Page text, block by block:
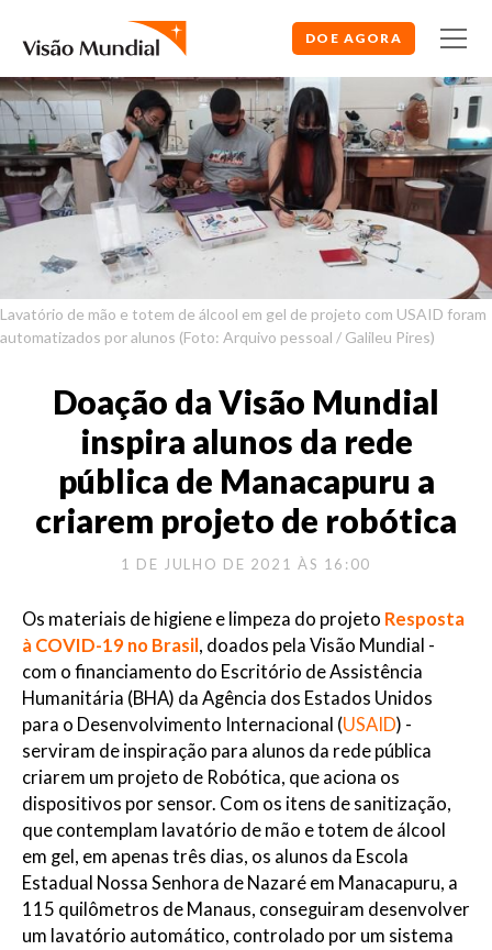
DOE AGORA
Lavatório de mão e totem de álcool em gel de projeto com USAID foram
automatizados por alunos (Foto: Arquivo pessoal / Galileu Pires)
Doação da Visão Mundial
inspira alunos da rede
pública de Manacapuru a
criarem projeto de robótica
1 DE JULHO DE 2021 ÀS 16:00
Os materiais de higiene e limpeza do projeto Resposta
à COVID-19 no Brasil , doados pela Visão Mundial -
com o financiamento do Escritório de Assistência
Humanitária (BHA) da Agência dos Estados Unidos
para o Desenvolvimento Internacional (USAID) -
serviram de inspiração para alunos da rede pública
criarem um projeto de Robótica, que aciona os
dispositivos por sensor. Com os itens de sanitização,
que contemplam lavatório de mão e totem de álcool
em gel, em apenas três dias, os alunos da Escola
Estadual Nossa Senhora de Nazaré em Manacapuru, a
115 quilômetros de Manaus, conseguiram desenvolver
um lavatório automático, controlado por um sistema